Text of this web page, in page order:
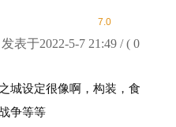
7.0
发表于2022-5-7 21:49 / ( 0
城设定很像啊，构装，食
争等等